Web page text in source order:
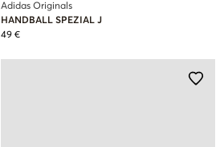
Adidas Originals
HANDBALL SPEZIAL J
49 €